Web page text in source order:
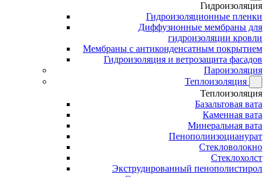
Гидроизоляция
Гидроизоляционные пленки
Диффузионные мембраны для
гидроизоляции кровли
Мембраны с антиконденсатным покрытием
Гидроизоляция и ветрозащита фасадов
Пароизоляция
Теплоизоляция
Теплоизоляция
Базальтовая вата
Каменная вата
Минеральная вата
Пенополиизоцианурат
Стекловолокно
Стеклохолст
Экструдированный пенополистирол